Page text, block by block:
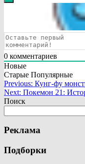
0 комментариев
Новые
Старые Популярные
Навигация
по
Previous: Кунг-фу
Next: Покемон 21:
Поиск
Реклама
Подборки